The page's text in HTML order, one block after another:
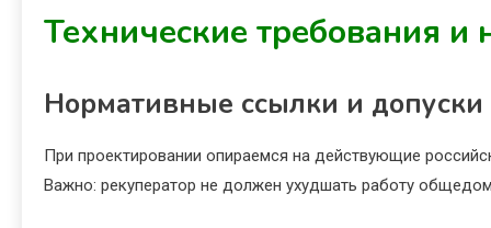
Технические требования и
Нормативные ссылки и допуски
При проектировании опираемся на действующие
Важно: рекуператор не должен ухудшать работу